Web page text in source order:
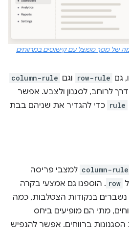
של מסך מפוצל עם קישוטים במרווחים
גם row-rule וגם column-rule
לרוחב, לסגנון ולצבע. אפשר
rule כדי להגדיר את שניהם בבת
column-rule למצבי פריסה
row . הוספנו גם אמצעי בקרה
נשברים בנקודות הצטלבות, כמה
מתי הם מופיעים ביחס
ברווחים. אפשר להנפיש